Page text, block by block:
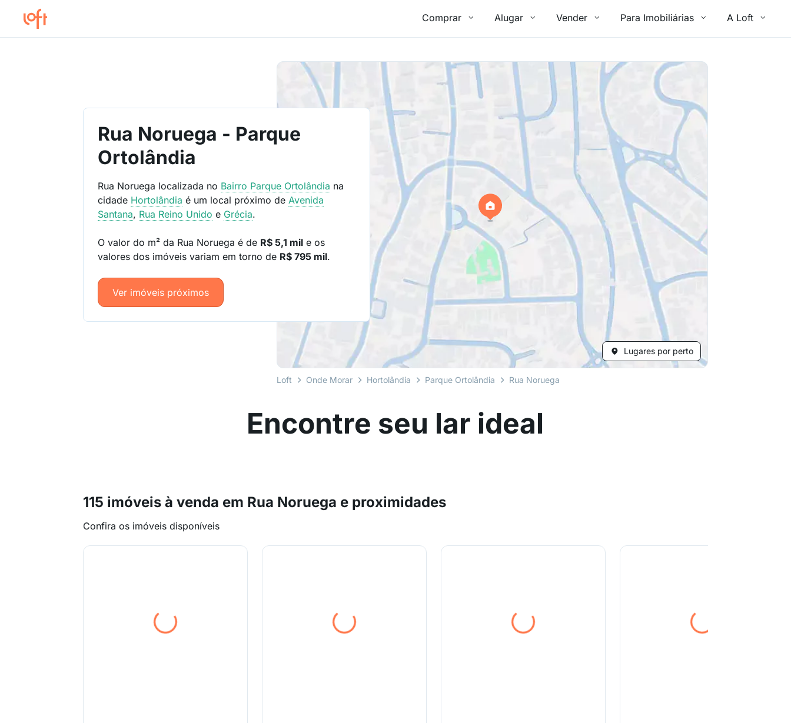
Comprar Alugar Vender Para Imobiliárias A Loft
Lugares por perto
Loft Onde Morar Hortolândia Parque Ortolândia Rua Noruega
Rua Noruega - Parque
Ortolândia
Rua Noruega localizada no Bairro Parque Ortolândia na
cidade Hortolândia é um local próximo deAvenida
Santana, Rua Reino Unido e Grécia.
O valor do m² da Rua Noruega é de R$ 5,1 mil e os
valores dos imóveis variam em torno de R$ 795 mil.
Ver imóveis próximos
Encontre seu lar ideal
115 imóveis à venda em Rua Noruega e proximidades
Confira os imóveis disponíveis